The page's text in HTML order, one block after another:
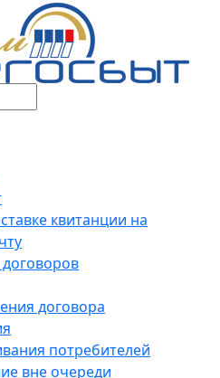
квитанции на
договора
потребителей
вне очереди